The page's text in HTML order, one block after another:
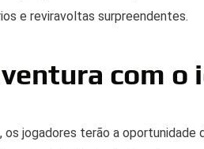
e reviravoltas surpreendentes.
com
os jogadores terão a